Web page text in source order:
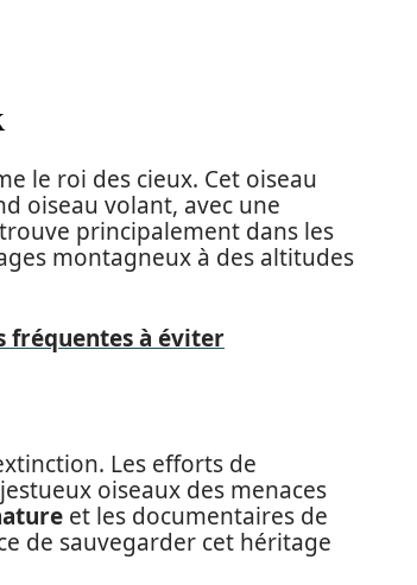
le roi des cieux. Cet oiseau
oiseau volant, avec une
principalement dans les
montagneux à des altitudes
fréquentes à éviter
Les efforts de
oiseaux des menaces
et les documentaires de
de sauvegarder cet héritage